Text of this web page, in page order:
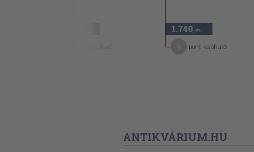
pont kapható
1.740 ,-Ft
pont kapható
ANTIKVÁRIUM.HU